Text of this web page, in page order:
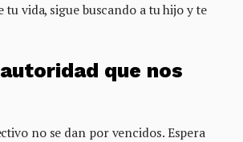
tu vida, sigue buscando a tu hijo y te
que nos
no se dan por vencidos. Espera